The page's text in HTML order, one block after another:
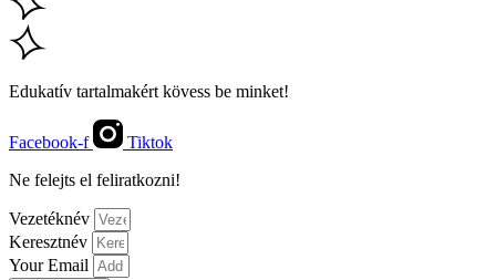
Edukatív tartalmakért kövess be minket!
Facebook-f
Tiktok
Ne felejts el feliratkozni!
Vezetéknév
Keresztnév
Your Email